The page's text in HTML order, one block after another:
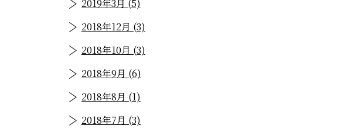
2019年3月 (5)
2018年12月 (3)
2018年10月 (3)
2018年9月 (6)
2018年8月 (1)
2018年7月 (3)